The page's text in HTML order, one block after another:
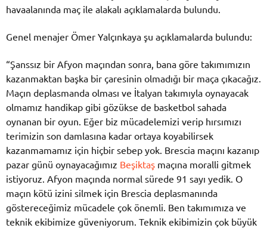
havaalanında maç ile alakalı açıklamalarda bulundu.
Genel menajer Ömer Yalçınkaya şu açıklamalarda bulundu:
“Şanssız bir Afyon maçından sonra, bana göre takımımızın
kazanmaktan başka bir çaresinin olmadığı bir maça çıkacağız.
Maçın deplasmanda olması ve İtalyan takımıyla oynayacak
olmamız handikap gibi gözükse de basketbol sahada
oynanan bir oyun. Eğer biz mücadelemizi verip hırsımızı
terimizin son damlasına kadar ortaya koyabilirsek
kazanmamamız için hiçbir sebep yok. Brescia maçını kazanıp
pazar günü oynayacağımız Beşiktaş maçına moralli gitmek
istiyoruz. Afyon maçında normal sürede 91 sayı yedik. O
maçın kötü izini silmek için Brescia deplasmanında
göstereceğimiz mücadele çok önemli. Ben takımımıza ve
teknik ekibimize güveniyorum. Teknik ekibimizin çok büyük